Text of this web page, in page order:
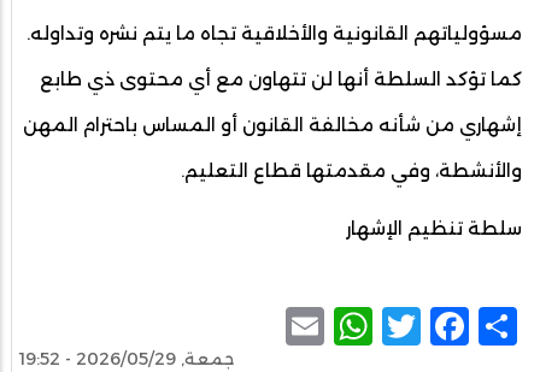
مسؤولياتهم القانونية والأخلاقية تجاه ما يتم نشره وتداوله.
كما تؤكد السلطة أنها لن تتهاون مع أي محتوى ذي طابع
إشهاري من شأنه مخالفة القانون أو المساس باحترام المهن
والأنشطة، وفي مقدمتها قطاع التعليم.
سلطة تنظيم الإشهار
Share
Facebook
Twitter
WhatsApp
جمعة, 2026/05/29 - 19:52